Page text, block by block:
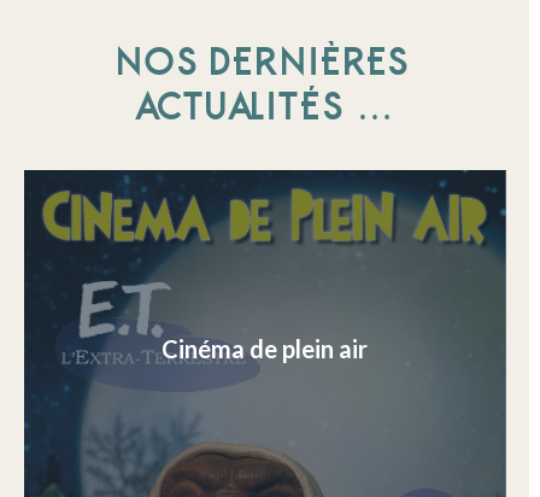
NOS DERNIÈRES
ACTUALITÉS …
Cinéma de plein air